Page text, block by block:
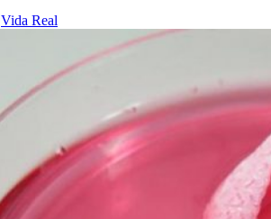
Vida Real